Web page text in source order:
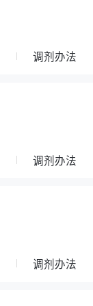
调剂办法
调剂办法
调剂办法